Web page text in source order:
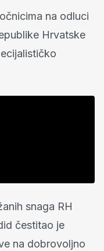
na odluci
Hrvatske
snaga RH
čestitao je
na dobrovoljno